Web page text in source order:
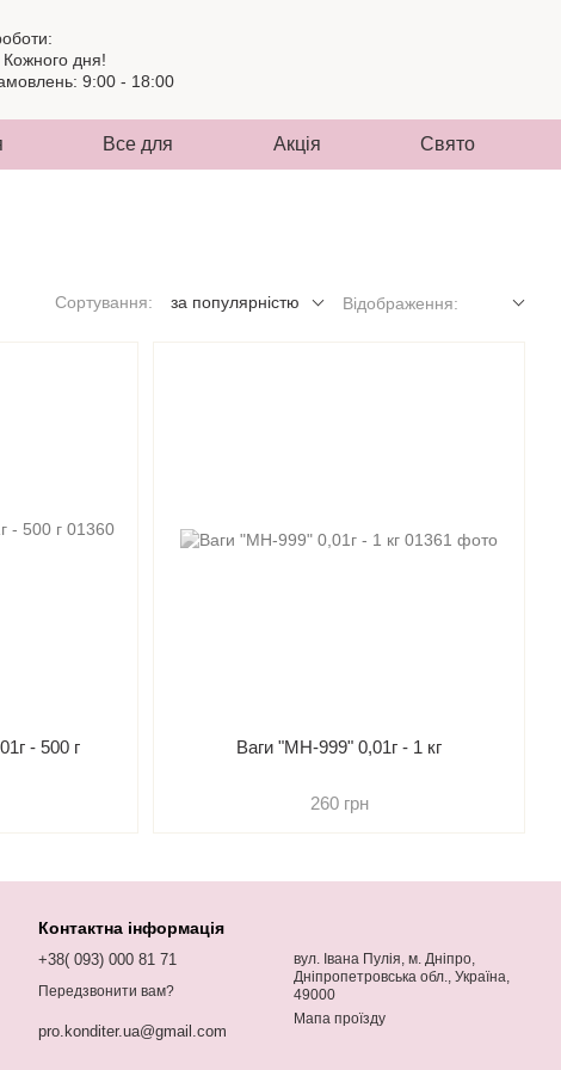
Кожного дня!
9:00 - 18:00
Все для Акція Свято
Сортування: за популярністю Відображення:
- 500 г Ваги "МН-999" 0,01г - 1 кг
260 грн
Контактна інформація
+38( 093) 000 81 71
Передзвонити вам?
pro.konditer.ua@gmail.com
вул. Івана Пулія, м. Дніпро,
Дніпропетровська обл., Україна,
49000
Мапа проїзду